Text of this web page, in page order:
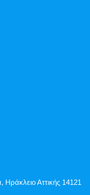
Αττικής 14121